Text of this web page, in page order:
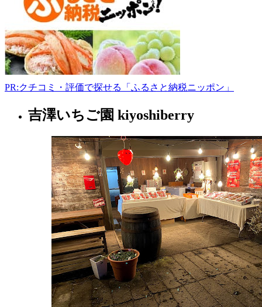
www.tochinavi.net/spot/home
8:00-
17:00
PR:クチコミ・評価で探せる「ふるさと納税ニッポン」
栃
吉澤いちご園 kiyoshiberry